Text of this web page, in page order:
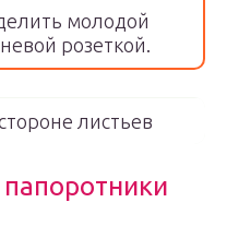
молодой
розеткой.
листьев